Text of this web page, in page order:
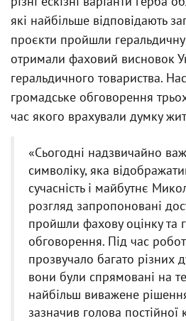
які найбільше відповідають
проєкти пройшли геральдичну
отримали фаховий висновок
геральдичного товариства.
громадське обговорення
час якого врахували думку
«Сьогодні надзвичайно
символіку, яка
сучасність і майбутнє
розгляд запропоновані
пройшли фахову оцінку та
обговорення. Під час
прозвучало багато різних
вони були спрямовані на
найбільш виважене
зазначив голова постійної